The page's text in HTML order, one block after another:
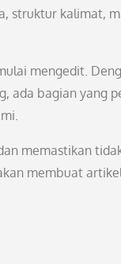
struktur kalimat,
mengedit.
ada bagian yang
memastikan
membuat